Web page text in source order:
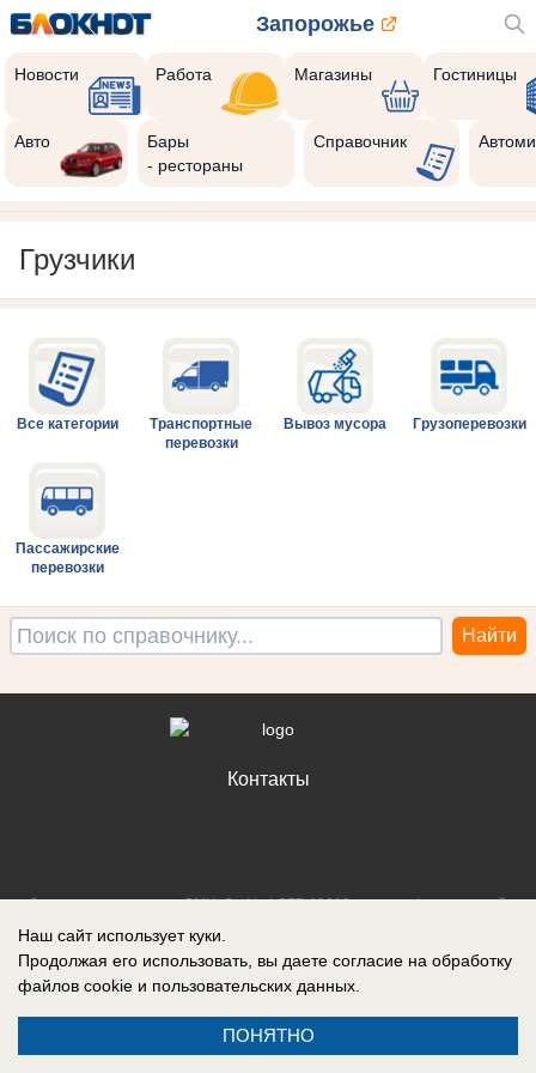
Запорожье
Новости Работа Магазины Гостиницы
Авто
Бары
- рестораны
Справочник
Грузчики
Все категории
Транспортные
перевозки
Вывоз мусора Грузоперевозки
Пассажирские
перевозки
Контакты
Запись о регистрации СМИ: Эл № ФС77-88610, выдано Федеральной
массовых коммуникаций (Роскомнадзор) 05 ноября 2024 г.
Наш сайт использует куки.
Продолжая его использовать, вы даете согласие на обработку
файлов cookie и пользовательских данных.
ПОНЯТНО